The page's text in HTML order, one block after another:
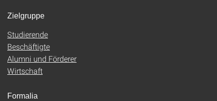
Zielgruppe
Studierende
Beschäftigte
Alumni und Förderer
Wirtschaft
Formalia